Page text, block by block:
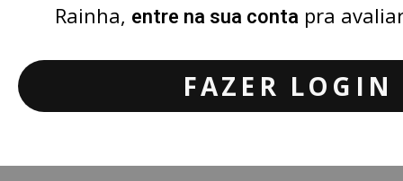
Rainha, entre na sua conta pra
FAZER LOGIN